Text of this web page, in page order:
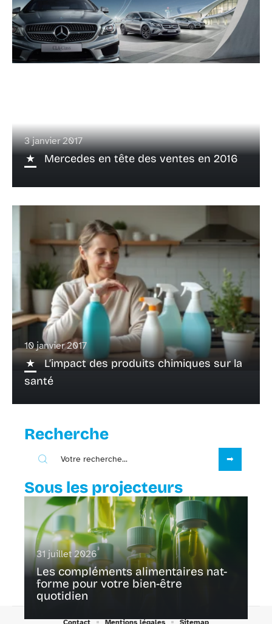
3 janvier 2017
Mercedes en tête des ventes en 2016
10 janvier 2017
L’impact des produits chimiques sur la
santé
Recherche
Sous les projecteurs
31 juillet 2026
Les compléments alimentaires nat-
forme pour votre bien-être
quotidien
Contact Mentions légales Sitemap